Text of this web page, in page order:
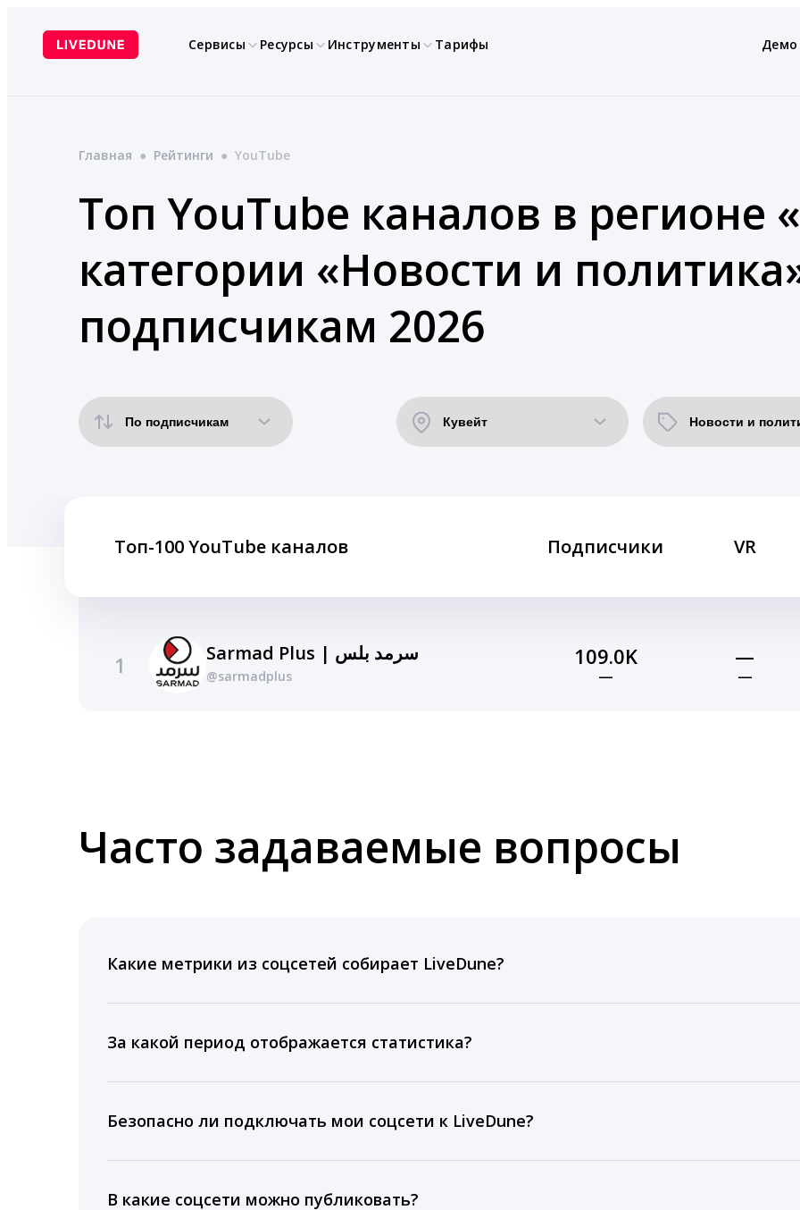
содержимому
Сервисы Ресурсы Инструменты Тарифы Демо
Главная ● Рейтинги ● YouTube
Топ YouTube каналов в регионе
категории «Новости и
подписчикам 2026
Топ-100 YouTube каналов Подписчики VR
1 Sarmad Plus | سرمد بلس
@sarmadplus
109.0K
—
—
—
Часто задаваемые вопросы
Какие метрики из соцсетей собирает LiveDune?
время для публикации, показываем лучшие посты и присылаем автоматические отчеты с
За какой период отображается статистика?
подключении тарифа Блогер. При оплате тарифа Бизнес отображаются сведения за 3 года, а
5 лет.
Безопасно ли подключать мои соцсети к LiveDune?
информацию третьим лицам.
В какие соцсети можно публиковать?